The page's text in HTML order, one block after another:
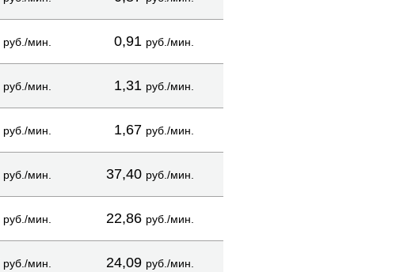
руб./мин. 0,91 руб./мин.
руб./мин. 1,31 руб./мин.
руб./мин. 1,67 руб./мин.
руб./мин. 37,40 руб./мин.
руб./мин. 22,86 руб./мин.
руб./мин. 24,09 руб./мин.